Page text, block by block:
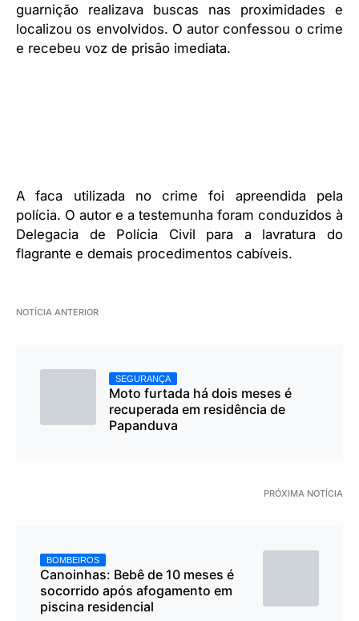
guarnição realizava buscas nas proximidades e
localizou os envolvidos. O autor confessou o crime
e recebeu voz de prisão imediata.
A faca utilizada no crime foi apreendida pela
polícia. O autor e a testemunha foram conduzidos à
Delegacia de Polícia Civil para a lavratura do
flagrante e demais procedimentos cabíveis.
NOTÍCIA ANTERIOR
SEGURANÇA
Moto furtada há dois meses é
recuperada em residência de
Papanduva
PRÓXIMA NOTÍCIA
BOMBEIROS
Canoinhas: Bebê de 10 meses é
socorrido após afogamento em
piscina residencial